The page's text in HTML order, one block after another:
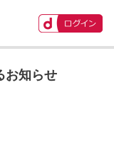
お知らせ